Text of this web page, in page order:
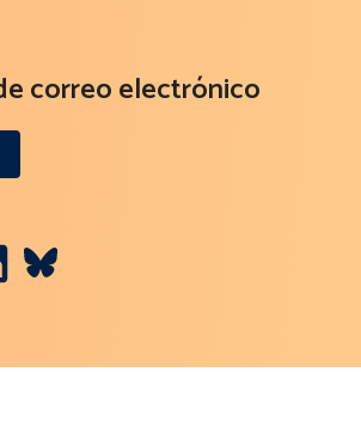
correo electrónico
VK